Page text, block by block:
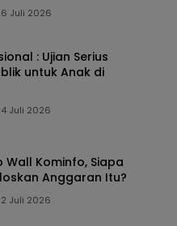
Juli 2026
: Ujian Serius
untuk Anak di
Juli 2026
Wall Kominfo, Siapa
Anggaran Itu?
Juli 2026